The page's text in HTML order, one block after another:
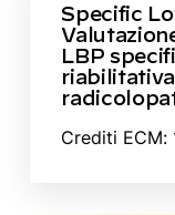
Specific
LBP
Crediti ECM: